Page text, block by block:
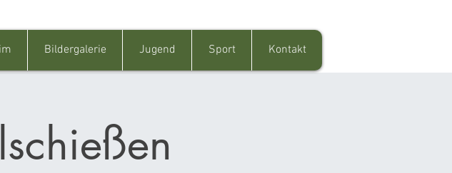
Bildergalerie Jugend Sport Kontakt